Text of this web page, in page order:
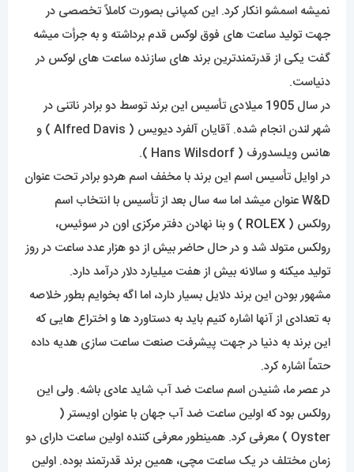
نمیشه اسمشو انکار کرد. این کمپانی بصورت کاملاً تخصصی در
جهت تولید ساعت های فوق لوکس قدم برداشته و به جرأت میشه
گفت یکی از قدرتمندترین برند های سازنده ساعت های لوکس در
دنیاست.
در سال 1905 میلادی تأسیس این برند توسط دو برادر ناتنی در
شهر لندن انجام شده. آقایان آلفرد دیویس ( Alfred Davis ) و
هانس ویلسدورف ( Hans Wilsdorf ).
در اوایل تأسیس اسم این برند با مخفف اسم هردو برادر تحت عنوان
W&D عنوان میشد اما سه سال بعد از تأسیس با انتخاب اسم
رولکس ( ROLEX ) و بنا نهادن دفتر مرکزی اون در سوئیس،
رولکس متولد شد و در حال حاضر بیش از دو هزار عدد ساعت در روز
تولید میکنه و سالانه بیش از هفت میلیارد دلار درآمد دارد.
مشهور بودن این برند دلایل بسیار دارد، اما اگه بخوایم بطور خلاصه
به تعدادی از آنها اشاره کنیم باید به دستاورد ها و اختراع هایی که
این برند به دنیا در جهت پیشرفت صنعت ساعت سازی هدیه داده
حتماً اشاره کرد.
در عصر ما، شنیدن اسم ساعت ضد آب شاید عادی باشه. ولی این
رولکس بود که اولین ساعت ضد آب جهان با عنوان اویستر (
Oyster ) معرفی کرد. همینطور معرفی کننده اولین ساعت دارای دو
زمان مختلف در یک ساعت مچی، همین برند قدرتمند بوده. اولین